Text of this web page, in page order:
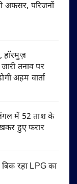
अफसर, परिजनों
हॉरमुज़
तनाव पर
अहम वार्ता
में 52 ताश के
हुए फरार
रहा LPG का